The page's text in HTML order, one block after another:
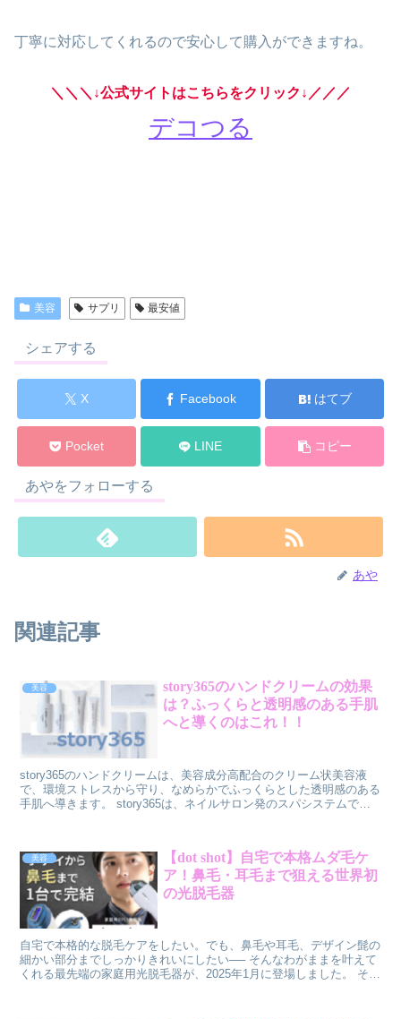
丁寧に対応してくれるので安心して購入ができますね。
＼＼＼↓公式サイトはこちらをクリック↓／／／
デコつる
美容 サプリ 最安値
シェアする
X Facebook はてブ
Pocket LINE コピー
あやをフォローする
あや
関連記事
美容
story365のハンドクリームの効果
は？ふっくらと透明感のある手肌
へと導くのはこれ！！
story365のハンドクリームは、美容成分高配合のクリーム状美容液
で、環境ストレスから守り、なめらかでふっくらとした透明感のある
手肌へ導きます。 story365は、ネイルサロン発のスパシステムで、
ッドセラムという爪用美容液もあり、爪や爪周りの肌にうるおいを与
え、しっかり保護・保湿します。
美容
【dot shot】自宅で本格ムダ毛ケ
ア！鼻毛・耳毛まで狙える世界初
の光脱毛器
自宅で本格的な脱毛ケアをしたい。でも、鼻毛や耳毛、デザイン髭の
細かい部分までしっかりきれいにしたい── そんなわがままを叶えて
くれる最先端の家庭用光脱毛器が、2025年1月に登場しました。 その